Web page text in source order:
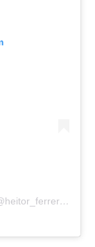
Um post compartilhado por Heitor Férrer (@heitor_ferrer77)